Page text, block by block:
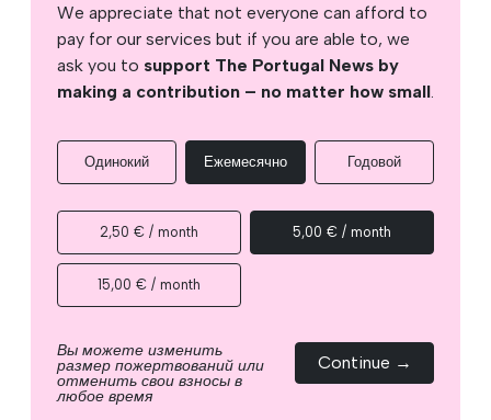
We appreciate that not everyone can afford to
pay for our services but if you are able to, we
ask you to support The Portugal News by
making a contribution – no matter how small.
Одинокий Ежемесячно Годовой
2,50 € / month 5,00 € / month
15,00 € / month
Вы можете изменить
размер пожертвований или
отменить свои взносы в
любое время
Continue →